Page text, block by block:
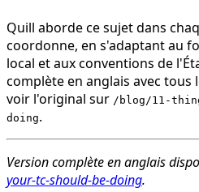
Quill aborde ce sujet dans
coordonne, en s'adaptant au
local et aux conventions de
complète en anglais avec tous
voir l'original sur /blog/11-
doing.
Version complète en anglais
your-tc-should-be-doing.